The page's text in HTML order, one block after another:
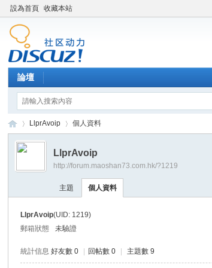
設為首頁 收藏本站
論壇
›
LlprAvoip 個人資料
LlprAvoip
http://forum.maoshan73.com.hk/?1219
主題 個人資料
LlprAvoip(UID: 1219)
郵箱狀態
未驗證
統計信息 好友數 0 回帖數 0 主題數 9